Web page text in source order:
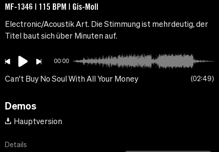
MF-1346 | 115 BPM | Gis-Moll
Electronic/Acoustik Art. Die Stimmung ist mehrdeutig, der
Titel baut sich über Minuten auf.
00:00
Can't Buy No Soul With All Your Money 02:49
Demos
Hauptversion
Details